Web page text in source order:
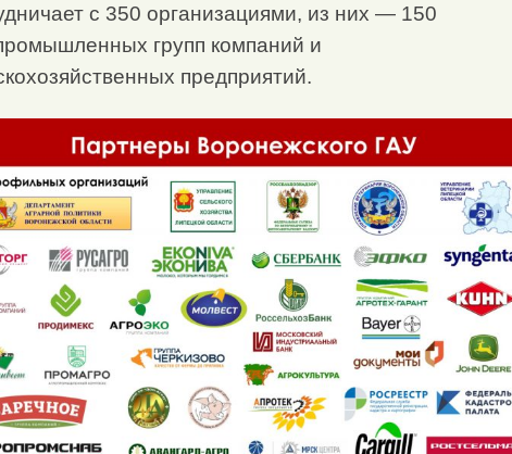
с 350 организациями, из них — 150
групп компаний и
предприятий.